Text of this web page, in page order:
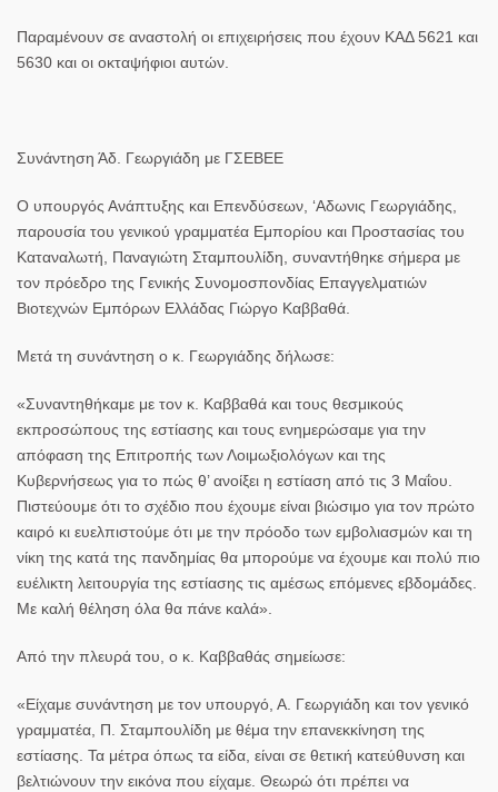
Παραμένουν σε αναστολή οι επιχειρήσεις που έχουν ΚΑΔ 5621 και
5630 και οι οκταψήφιοι αυτών.
Συνάντηση Άδ. Γεωργιάδη με ΓΣΕΒΕΕ
Ο υπουργός Ανάπτυξης και Επενδύσεων, ‘Αδωνις Γεωργιάδης,
παρουσία του γενικού γραμματέα Εμπορίου και Προστασίας του
Καταναλωτή, Παναγιώτη Σταμπουλίδη, συναντήθηκε σήμερα με
τον πρόεδρο της Γενικής Συνομοσπονδίας Επαγγελματιών
Βιοτεχνών Εμπόρων Ελλάδας Γιώργο Καββαθά.
Μετά τη συνάντηση ο κ. Γεωργιάδης δήλωσε:
«Συναντηθήκαμε με τον κ. Καββαθά και τους θεσμικούς
εκπροσώπους της εστίασης και τους ενημερώσαμε για την
απόφαση της Επιτροπής των Λοιμωξιολόγων και της
Κυβερνήσεως για το πώς θ’ ανοίξει η εστίαση από τις 3 Μαΐου.
Πιστεύουμε ότι το σχέδιο που έχουμε είναι βιώσιμο για τον πρώτο
καιρό κι ευελπιστούμε ότι με την πρόοδο των εμβολιασμών και τη
νίκη της κατά της πανδημίας θα μπορούμε να έχουμε και πολύ πιο
ευέλικτη λειτουργία της εστίασης τις αμέσως επόμενες εβδομάδες.
Με καλή θέληση όλα θα πάνε καλά».
Από την πλευρά του, ο κ. Καββαθάς σημείωσε:
«Είχαμε συνάντηση με τον υπουργό, Α. Γεωργιάδη και τον γενικό
γραμματέα, Π. Σταμπουλίδη με θέμα την επανεκκίνηση της
εστίασης. Τα μέτρα όπως τα είδα, είναι σε θετική κατεύθυνση και
βελτιώνουν την εικόνα που είχαμε. Θεωρώ ότι πρέπει να